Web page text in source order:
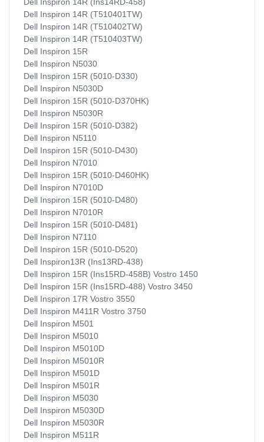
Dell Inspiron 14R (T510401TW)
Dell Inspiron 14R (T510402TW)
Dell Inspiron 14R (T510403TW)
Dell Inspiron 15R
Dell Inspiron N5030
Dell Inspiron 15R (5010-D330)
Dell Inspiron N5030D
Dell Inspiron 15R (5010-D370HK)
Dell Inspiron N5030R
Dell Inspiron 15R (5010-D382)
Dell Inspiron N5110
Dell Inspiron 15R (5010-D430)
Dell Inspiron N7010
Dell Inspiron 15R (5010-D460HK)
Dell Inspiron N7010D
Dell Inspiron 15R (5010-D480)
Dell Inspiron N7010R
Dell Inspiron 15R (5010-D481)
Dell Inspiron N7110
Dell Inspiron 15R (5010-D520)
Dell Inspiron13R (Ins13RD-438)
Dell Inspiron 15R (Ins15RD-458B) Vostro 1450
Dell Inspiron 15R (Ins15RD-488) Vostro 3450
Dell Inspiron 17R Vostro 3550
Dell Inspiron M411R Vostro 3750
Dell Inspiron M501
Dell Inspiron M5010
Dell Inspiron M5010D
Dell Inspiron M5010R
Dell Inspiron M501D
Dell Inspiron M501R
Dell Inspiron M5030
Dell Inspiron M5030D
Dell Inspiron M5030R
Dell Inspiron M511R